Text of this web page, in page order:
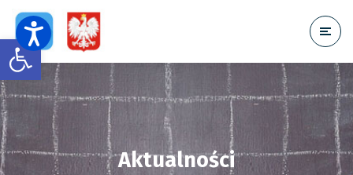
Open toolbar
Aktualności